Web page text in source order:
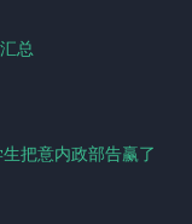
总
生把意内政部告赢了